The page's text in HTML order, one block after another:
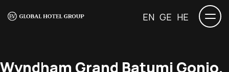
EN GE HE
Wyndham Grand Batumi Gonio.